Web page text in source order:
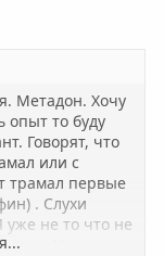
Метадон. Хочу
опыт то буду
Говорят, что
или с
трамал первые
. Слухи
не то что не
Но кумары